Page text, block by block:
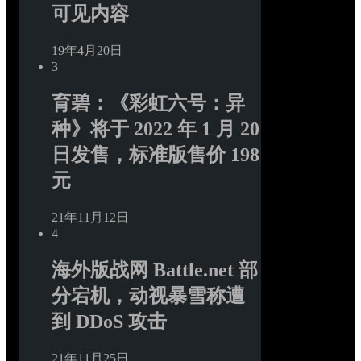
可见内容
19年4月20日
3
育碧：《彩虹六号：异
种》将于 2022 年 1 月 20
日发售，标准版售价 198
元
21年11月12日
4
海外版战网 Battle.net 部
分宕机，动视暴雪称遭
到 DDoS 攻击
21年11月25日